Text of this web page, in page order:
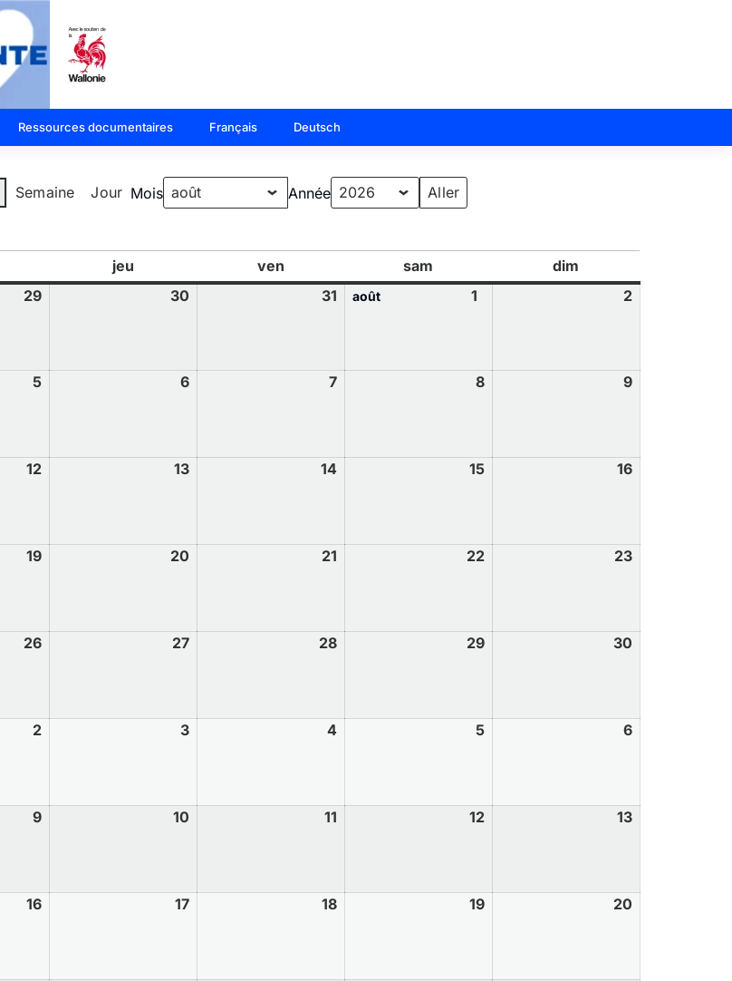
Ressources documentaires Français Deutsch
Semaine Jour Mois
Année
jeu ven sam
dim
29 30 31 août 1 2
5 6 7 8 9
12 13 14 15 16
19 20 21 22 23
26 27 28 29 30
2 3 4 5 6
9 10 11 12 13
16 17 18 19 20